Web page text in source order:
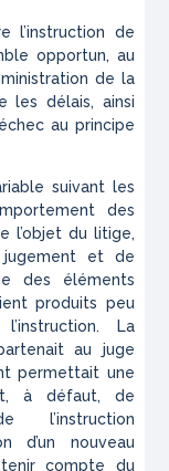
l’instruction de
opportun, au
de la
les délais, ainsi
au principe
suivant les
des
l’objet du litige,
jugement et de
des éléments
produits peu
La
au juge
permettait une
à défaut, de
l’instruction
d’un nouveau
compte du